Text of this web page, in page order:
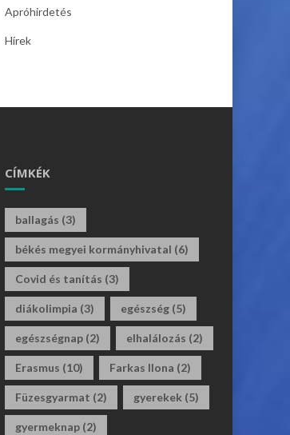
Apróhirdetés
Hírek
CÍMKÉK
ballagás (3)
békés megyei kormányhivatal (6)
Covid és tanítás (3)
diákolimpia (3) egészség (5)
egészségnap (2) elhalálozás (2)
Erasmus (10) Farkas Ilona (2)
Füzesgyarmat (2) gyerekek (5)
gyermeknap (2)